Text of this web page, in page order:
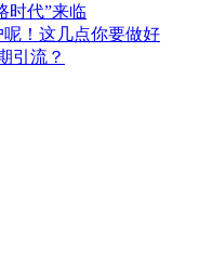
时代”来临
！这几点你要做好
引流？